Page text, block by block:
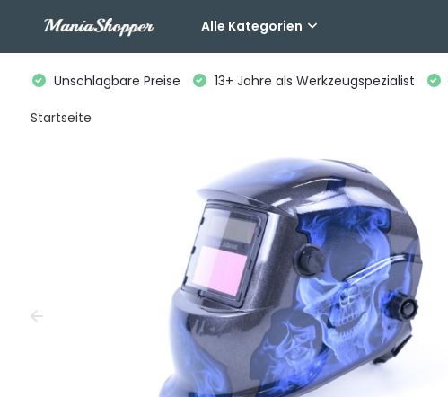
Alle Kategorien
Unschlagbare Preise 13+ Jahre als Werkzeugspezialist
Startseite